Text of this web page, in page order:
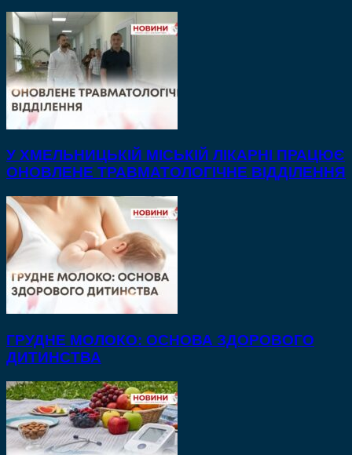
У ХМЕЛЬНИЦЬКІЙ МІСЬКІЙ ЛІКАРНІ ПРАЦЮЄ
ОНОВЛЕНЕ ТРАВМАТОЛОГІЧНЕ ВІДДІЛЕННЯ
ГРУДНЕ МОЛОКО: ОСНОВА ЗДОРОВОГО
ДИТИНСТВА